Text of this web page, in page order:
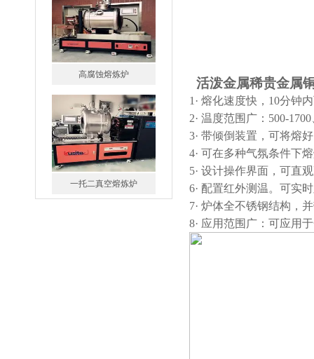
一托二真空熔炼炉
微型真空熔炼炉
活泼金属稀贵金属
1· 熔化速度快，10分钟
2· 温度范围广：500-
3· 带倾倒装置，可将熔
4· 可在多种气氛条件下
5· 设计操作界面，可直
6· 配置红外测温。可实
7· 炉体全不锈钢结构，
8· 应用范围广：可应用